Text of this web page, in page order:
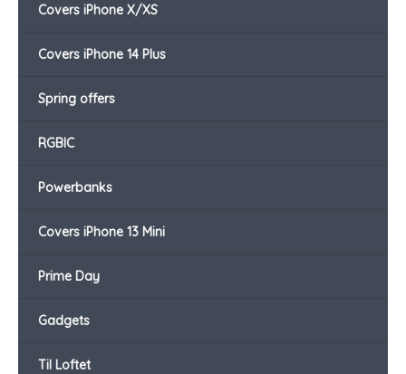
Covers iPhone X/XS
Covers iPhone 14 Plus
Spring offers
RGBIC
Powerbanks
Covers iPhone 13 Mini
Prime Day
Gadgets
Til Loftet